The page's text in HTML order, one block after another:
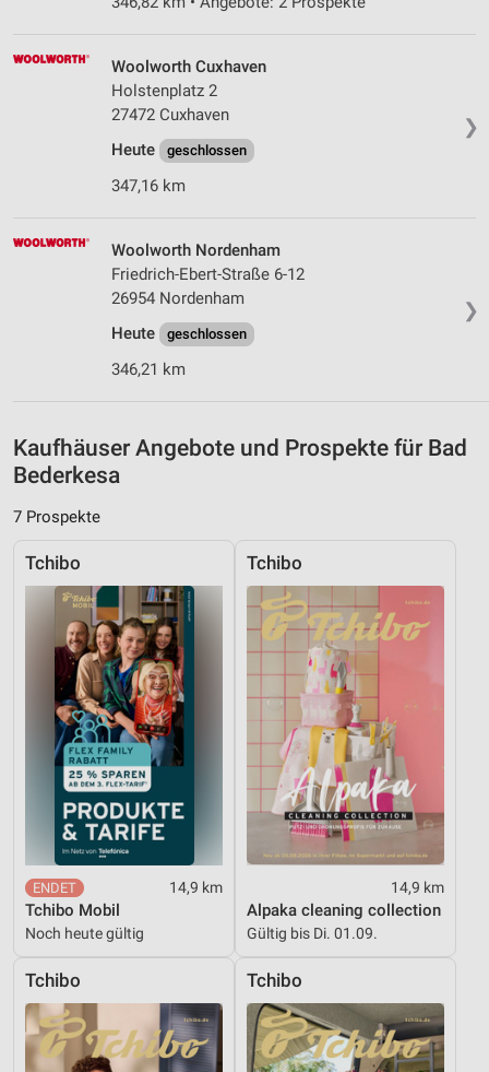
❯
Woolworth Cuxhaven
Holstenplatz 2
27472 Cuxhaven
Heute
geschlossen
347,16 km
❯
Woolworth Nordenham
Friedrich-Ebert-Straße 6-12
26954 Nordenham
Heute
geschlossen
346,21 km
Kaufhäuser Angebote und Prospekte für Bad
Bederkesa
7 Prospekte
Tchibo
14,9 km
Tchibo Mobil
Noch heute gültig
Tchibo
14,9 km
Alpaka cleaning collection
Gültig bis Di. 01.09.
Tchibo Tchibo
Partnerliste anzeigen (1 IAB-Anbieter)
IAB-Verarbeitungszwecke:
Speichern von oder Zugriff auf Informationen
auf einem Endgerät
Verwendung reduzierter Daten zur Auswahl von
Werbeanzeigen
Werbung
Verwendung von Profilen zur Auswahl
personalisierter Werbung
Erstellung von Profilen zur Personalisierung
von Inhalten
Messung der Werbeleistung
Messung der Performance von Inhalten
Analyse von Zielgruppen durch Statistiken oder
Kombinationen von Daten aus verschiedenen
Quellen
Entwicklung und Verbesserung der Angebote
Verwendung reduzierter Daten zur Auswahl von
Inhalten
IAB-Besonderheiten:
Verwendung genauer Standortdaten
Geräte anhand von aktiv angeforderten
Informationen identifizieren
Nicht-IAB-Verarbeitungszwecke:
Notwendig
Funktional
Werbung